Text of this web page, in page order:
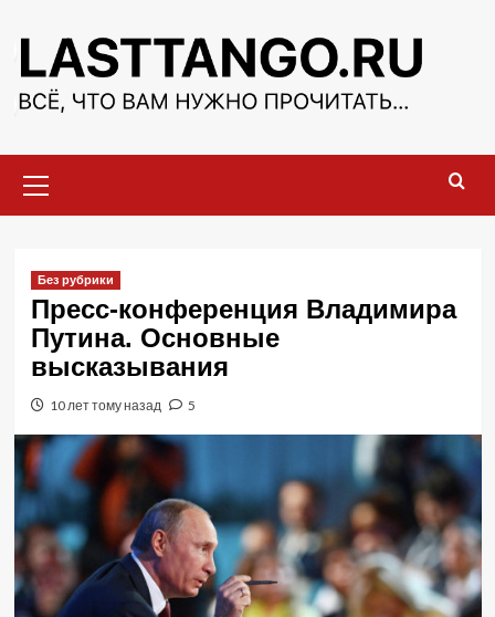
содержимому
меню
Без рубрики
Пресс-конференция Владимира
Путина. Основные
высказывания
10 лет тому назад 5